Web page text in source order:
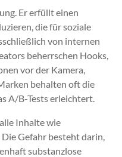
Er erfüllt einen
die für soziale
von internen
beherrschen Hooks,
vor der Kamera,
behalten oft die
A/B-Tests erleichtert.
Inhalte wie
Gefahr besteht darin,
substanzlose